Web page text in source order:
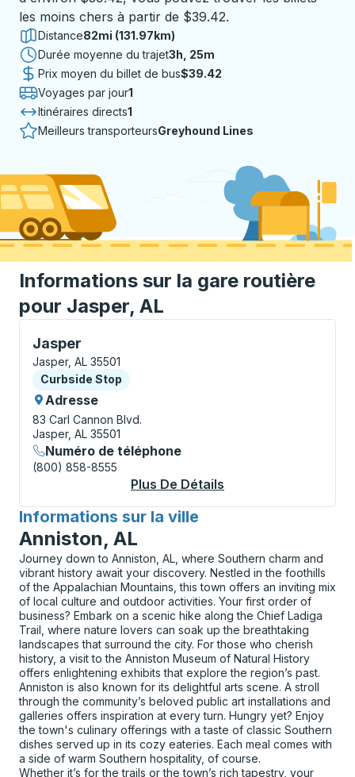
les moins chers à partir de $39.42.
Distance82mi (131.97km)
Durée moyenne du trajet3 heures 25 minutes
3h, 25m
Prix moyen du billet de bus$39.42
Voyages par jour1
Itinéraires directs1
Meilleurs transporteursGreyhound Lines
Informations sur la gare routière
pour Jasper, AL
Jasper
Curbside Stop, utilisez les touches fléchées ou la
Jasper, AL 35501
Curbside Stop
Curbside Stop
Adresse
83 Carl Cannon Blvd.
Jasper, AL 35501
Numéro de téléphone
(800) 858-8555
Plus De Détails
Informations sur la ville
pour
Anniston, AL
Journey down to Anniston, AL, where Southern charm and
vibrant history await your discovery. Nestled in the foothills
of the Appalachian Mountains, this town offers an inviting mix
of local culture and outdoor activities. Your first order of
business? Embark on a scenic hike along the Chief Ladiga
Trail, where nature lovers can soak up the breathtaking
landscapes that surround the city. For those who cherish
history, a visit to the Anniston Museum of Natural History
offers enlightening exhibits that explore the region’s past.
Anniston is also known for its delightful arts scene. A stroll
through the community’s beloved public art installations and
galleries offers inspiration at every turn. Hungry yet? Enjoy
the town's culinary offerings with a taste of classic Southern
dishes served up in its cozy eateries. Each meal comes with
a side of warm Southern hospitality, of course.
Whether it’s for the trails or the town’s rich tapestry, your